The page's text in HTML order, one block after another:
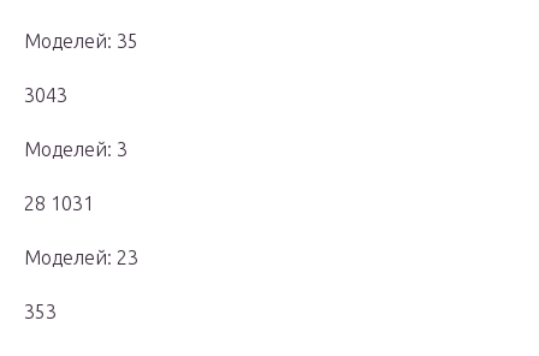
Моделей: 35
3043
Моделей: 3
28 1031
Моделей: 23
353